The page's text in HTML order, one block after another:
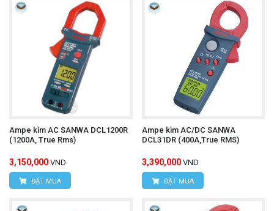
Ampe kìm AC SANWA DCL1200R
(1200A, True Rms)
3,150,000 VND
ĐẶT MUA
Ampe kìm AC/DC SANWA
DCL31DR (400A,True RMS)
3,390,000 VND
ĐẶT MUA